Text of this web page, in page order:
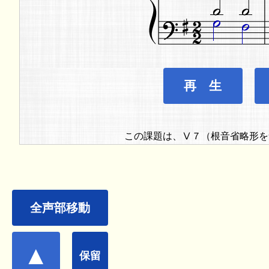
保留
全声部移動
▲
再 生
この課題は、Ⅴ７（根音省略形